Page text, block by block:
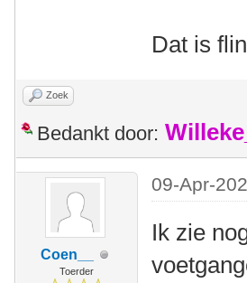
Dat is
Zoek
Bedankt door:
Coen__
Toerder
09-Apr-
Ik zie